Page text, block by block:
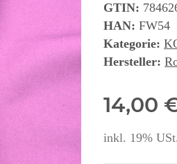
GTIN:
HAN: FW54
Kategorie:
Hersteller:
14,00
inkl. 19%